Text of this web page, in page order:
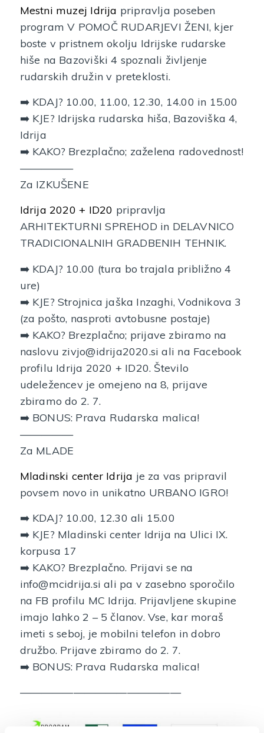
Mestni muzej Idrija pripravlja poseben
program V POMOČ RUDARJEVI ŽENI, kjer
boste v pristnem okolju Idrijske rudarske
hiše na Bazoviški 4 spoznali življenje
rudarskih družin v preteklosti.
➡️ KDAJ? 10.00, 11.00, 12.30, 14.00 in 15.00
➡️ KJE? Idrijska rudarska hiša, Bazoviška 4,
Idrija
➡️ KAKO? Brezplačno; zaželena radovednost!
—————
Za IZKUŠENE
Idrija 2020 + ID20 pripravlja
ARHITEKTURNI SPREHOD in DELAVNICO
TRADICIONALNIH GRADBENIH TEHNIK.
➡️ KDAJ? 10.00 (tura bo trajala približno 4
ure)
➡️ KJE? Strojnica jaška Inzaghi, Vodnikova 3
(za pošto, nasproti avtobusne postaje)
➡️ KAKO? Brezplačno; prijave zbiramo na
naslovu zivjo@idrija2020.si ali na Facebook
profilu Idrija 2020 + ID20. Število
udeležencev je omejeno na 8, prijave
zbiramo do 2. 7.
➡️ BONUS: Prava Rudarska malica!
—————
Za MLADE
Mladinski center Idrija je za vas pripravil
povsem novo in unikatno URBANO IGRO!
➡️ KDAJ? 10.00, 12.30 ali 15.00
➡️ KJE? Mladinski center Idrija na Ulici IX.
korpusa 17
➡️ KAKO? Brezplačno. Prijavi se na
info@mcidrija.si ali pa v zasebno sporočilo
na FB profilu MC Idrija. Prijavljene skupine
imajo lahko 2 – 5 članov. Vse, kar moraš
imeti s seboj, je mobilni telefon in dobro
družbo. Prijave zbiramo do 2. 7.
➡️ BONUS: Prava Rudarska malica!
———————————————